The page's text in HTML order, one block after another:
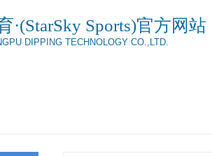
·(StarSky Sports)官方网站
DIPPING TECHNOLOGY CO.,LTD.